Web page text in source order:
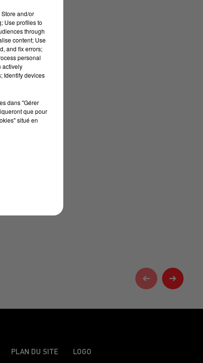
PLAN DU SITE LOGO
and/or
Use profiles to
through
content; Use
and fix errors;
personal
actively
Identify devices
dans "Gérer
que pour
situé en